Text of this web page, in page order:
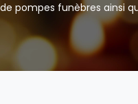
pompes funèbres ainsi